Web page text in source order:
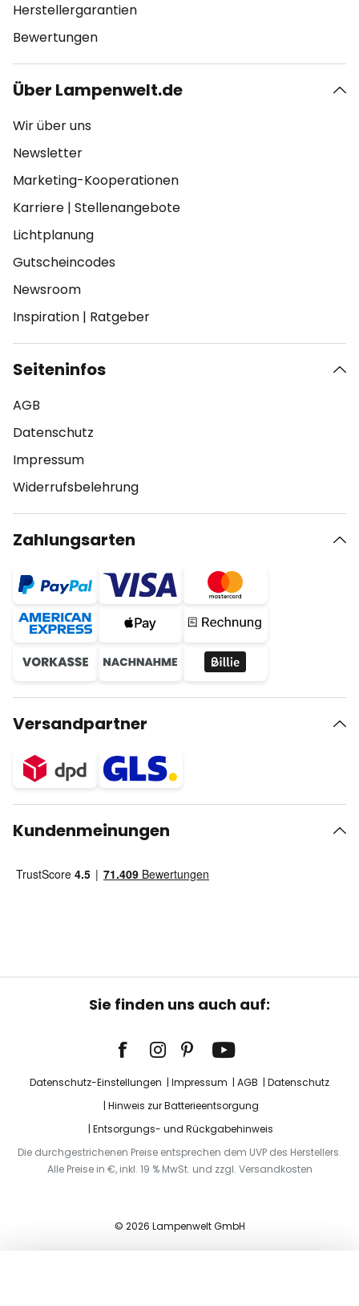
Herstellergarantien
Bewertungen
Über Lampenwelt.de
Wir über uns
Newsletter
Marketing-Kooperationen
Karriere | Stellenangebote
Lichtplanung
Gutscheincodes
Newsroom
Inspiration | Ratgeber
Seiteninfos
AGB
Datenschutz
Impressum
Widerrufsbelehrung
Zahlungsarten
Versandpartner
Kundenmeinungen
Sie finden uns auch auf:
Datenschutz-Einstellungen Impressum AGB
Datenschutz
Hinweis zur Batterieentsorgung
Entsorgungs- und Rückgabehinweis
Die durchgestrichenen Preise entsprechen dem UVP des Herstellers.
Alle Preise in €, inkl. 19 % MwSt. und zzgl. Versandkosten
© 2026 Lampenwelt GmbH